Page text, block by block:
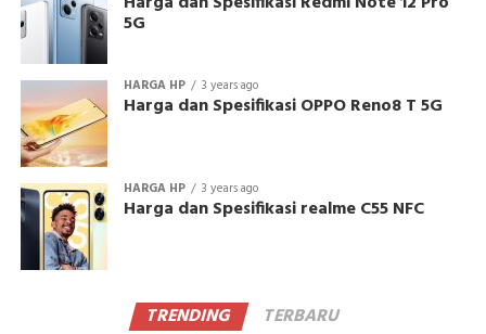
5G
HARGA HP 3 years ago
Harga dan Spesifikasi OPPO Reno8 T 5G
HARGA HP 3 years ago
Harga dan Spesifikasi realme C55 NFC
TRENDING TERBARU